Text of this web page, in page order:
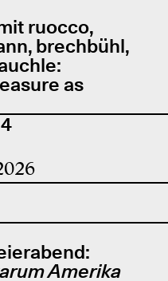
ruocco,
brechbühl,
as
Amerika